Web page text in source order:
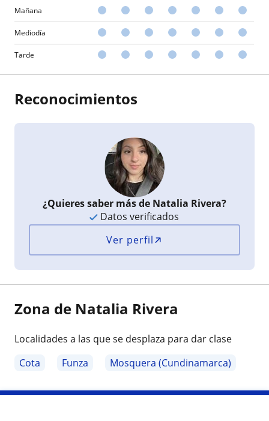
Mañana
Mediodía
Tarde
Reconocimientos
¿Quieres saber más de Natalia Rivera?
Datos verificados
Ver perfil
Zona de Natalia Rivera
Localidades a las que se desplaza para dar clase
Cota
Funza Mosquera (Cundinamarca)